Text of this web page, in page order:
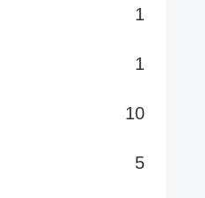
1
1
10
5